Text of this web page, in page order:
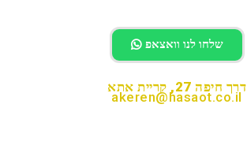
שלחו לנו וואצאפ
דרך חיפה 27, קריית אתא
akeren@hasaot.co.il